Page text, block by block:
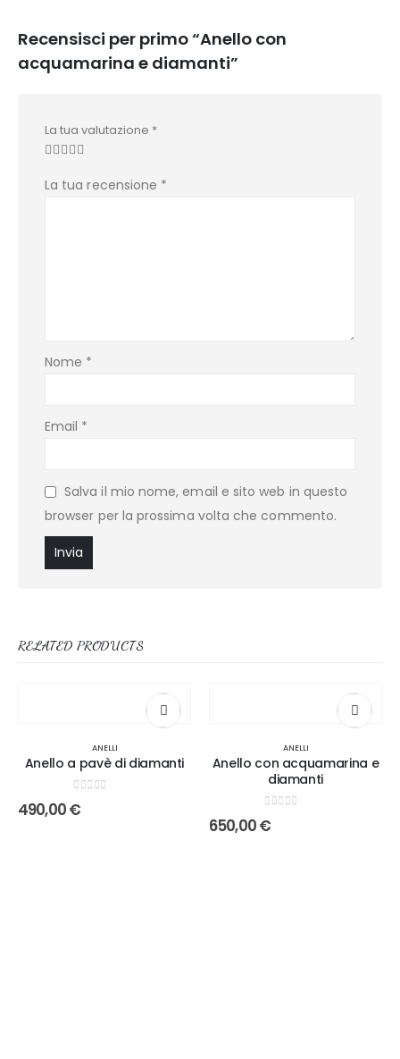
Recensisci per primo “Anello con
acquamarina e diamanti”
La tua valutazione *
La tua recensione *
Nome *
Email *
Salva il mio nome, email e sito web in questo
browser per la prossima volta che commento.
RELATED PRODUCTS
ANELLI
Anello a pavè di diamanti
490,00€
ANELLI
Anello con acquamarina e
diamanti
650,00€